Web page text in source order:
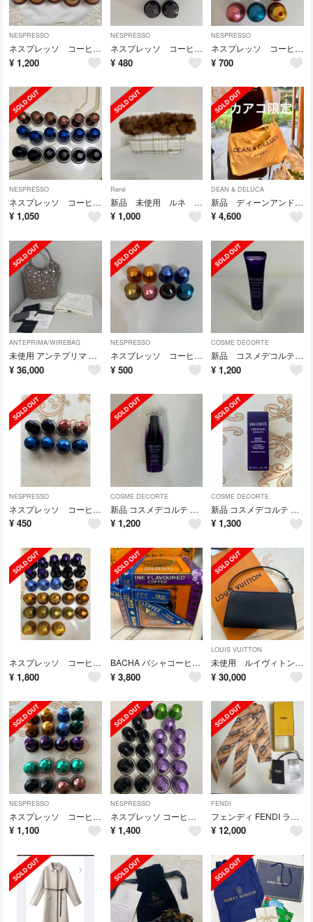
NESPRESSO
ネスプレッソ コーヒーカプセル
¥ 1,200
NESPRESSO
ネスプレッソ コーヒーカプセル
¥ 480
NESPRESSO
ネスプレッソ コーヒーカプセル
¥ 700
NESPRESSO
ネスプレッソ コーヒーカプセル
¥ 1,050
René
新品 未使用 ルネ Rene ツイード ファー付ポーチ
¥ 1,000
DEAN & DELUCA
新品 ディーンアンドデルーカDEAN&DELUCA ハワイ カカアコボディバッグ
¥ 4,600
ANTEPRIMA/WIREBAG
未使用 アンテプリマ ANTEPRIMA サクラ CIPRIAGENTO
¥ 36,000
NESPRESSO
ネスプレッソ コーヒーカプセル
¥ 500
COSME DECORTE
新品 コスメデコルテ リポソーム アドバンスト リペアアイセラム 8ml
¥ 1,200
NESPRESSO
ネスプレッソ コーヒーカプセル
¥ 450
COSME DECORTE
新品 コスメデコルテ リポソーム アドバンスト リペアセラム 12mL
¥ 1,200
COSME DECORTE
新品 コスメデコルテ リポソーム アドバンスト リペアセラム 12mL
¥ 1,300
ネスプレッソ コーヒーカプセル
¥ 1,800
BACHA バシャコーヒー トルテカチョコレート コーヒー
¥ 3,800
LOUIS VUITTON
未使用 ルイヴィトン アクセサリーポーチ アクセソワール エピ
¥ 30,000
NESPRESSO
ネスプレッソ コーヒーカプセル
¥ 1,100
NESPRESSO
ネスプレッソ コーヒーカプセル
¥ 1,400
FENDI
フェンディ FENDI ラッピー ツイリー ミッツァ スカーフ
¥ 12,000